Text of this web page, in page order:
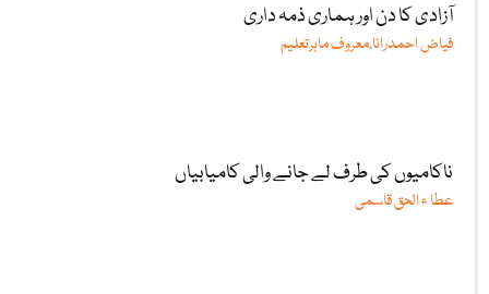
آزادی کا دن اور ہماری ذمہ داری
فیاض احمدرانا،معروف ماہرتعلیم
ناکامیوں کی طرف لے جانے والی کامیابیاں
عطا ء الحق قاسمی